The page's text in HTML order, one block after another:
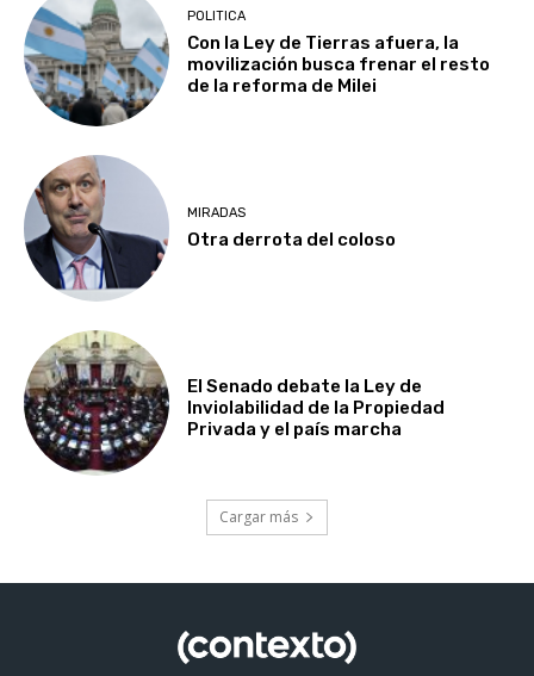
POLITICA
Con la Ley de Tierras afuera, la
movilización busca frenar el resto
de la reforma de Milei
MIRADAS
Otra derrota del coloso
El Senado debate la Ley de
Inviolabilidad de la Propiedad
Privada y el país marcha
Cargar más